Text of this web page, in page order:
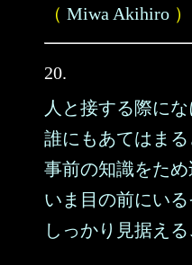
（ Miwa Akihiro ）
20.
人と接する際に
誰にもあてはま
事前の知識をため
いま目の前にい
しっかり見据える